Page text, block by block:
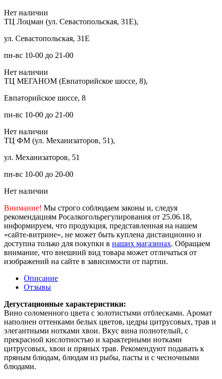
Нет наличии
ТЦ Лоцман (ул. Севастопольская, 31Е),
ул. Севастопольская, 31Е
пн-вс 10-00 до 21-00
Нет наличии
ТЦ МЕГАНОМ (Евпаторийское шоссе, 8),
Евпаторийское шоссе, 8
пн-вс 10-00 до 21-00
Нет наличии
ТЦ ФМ (ул. Механизаторов, 51),
ул. Механизаторов, 51
пн-вс 10-00 до 20-00
Нет наличии
Внимание! Мы строго соблюдаем законы и, следуя
рекомендациям Росалкогольрегулирования от 25.06.18,
информируем, что продукция, представленная на нашем
«сайте-витрине», не может быть куплена дистанционно и
доступна только для покупки в наших магазинах. Обращаем
внимание, что внешний вид товара может отличаться от
изображений на сайте в зависимости от партии.
Описание
Отзывы
Дегустационные характеристики:
Вино соломенного цвета с золотистыми отблесками. Аромат
наполнен оттенками белых цветов, цедры цитрусовых, трав и
элегантными нотками хвои. Вкус вина полнотелый, с
прекрасной кислотностью и характерными нотками
цитрусовых, хвои и пряных трав. Рекомендуют подавать к
пряным блюдам, блюдам из рыбы, пасты и с чесночными
блюдами.